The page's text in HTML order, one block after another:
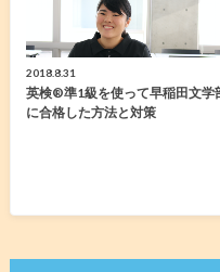
2018.8.31
英検®︎準1級を使って早稲田文学
に合格した方法と対策